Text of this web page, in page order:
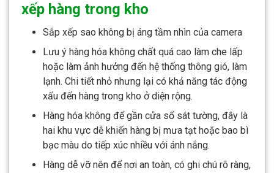
xếp hàng trong kho
Sắp xếp sao không bị áng tầm nhìn của camera
Lưu ý hàng hóa không chất quá cao làm che lấp
hoặc làm ảnh hưởng đến hệ thống thông gió, làm
lạnh. Chi tiết nhỏ nhưng lại có khả năng tác động
xấu đến hàng trong kho ở diện rộng.
Hàng hóa không để gần cửa sổ sát tường, đây là
hai khu vực dễ khiến hàng bị mưa tạt hoặc bao bì
bạc màu do tiếp xúc nhiều với ánh nắng.
Hàng dễ vỡ nên để nơi an toàn, có ghi chú rõ ràng,